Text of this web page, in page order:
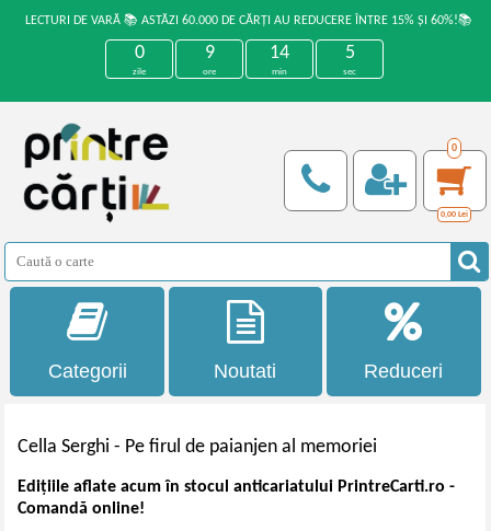
LECTURI DE VARĂ 📚 ASTĂZI 60.000 DE CĂRȚI AU REDUCERE ÎNTRE 15% ȘI 60%!📚
0
zile
9
ore
14
min
4
sec
0
0,00 Lei
Categorii Noutati Reduceri
Cella Serghi - Pe firul de paianjen al memoriei
Edițiile aflate acum în stocul anticariatului PrintreCarti.ro -
Comandă online!